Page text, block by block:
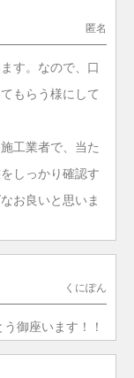
匿名
す。なので、口
もらう様にして
工業者で、当た
しっかり確認す
お良いと思いま
くにぽん
御座います！！